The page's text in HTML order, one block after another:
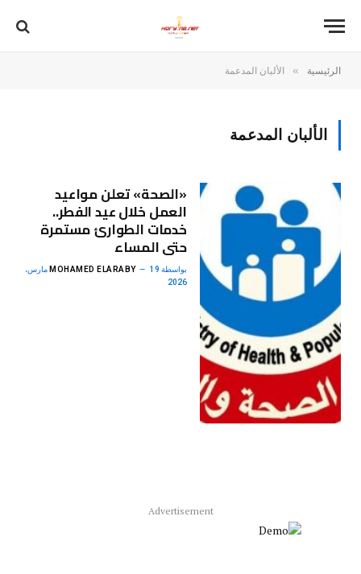
الرئيسية » الألبان المدعمة
الألبان المدعمة
«الصحة» تعلن مواعيد
العمل خلال عيد الفطر..
خدمات الطوارئ مستمرة
حتى المساء
بواسطة MOHAMED ELARABY 19 مارس،
2026
Advertisement